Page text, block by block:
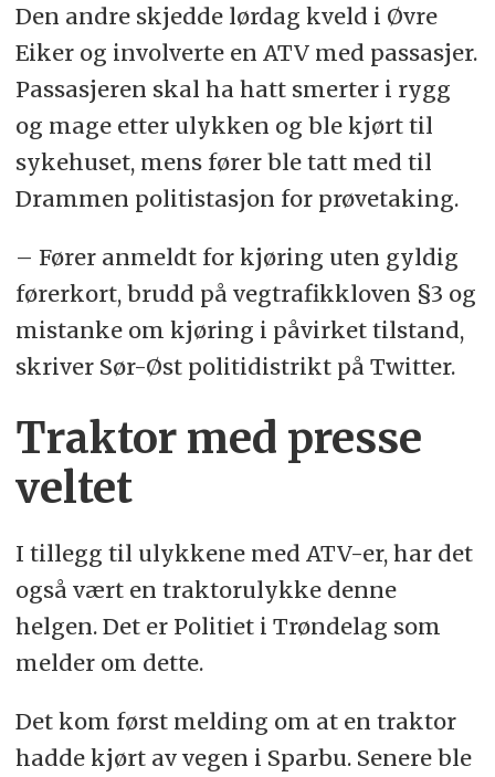
Den andre skjedde lørdag kveld i Øvre
Eiker og involverte en ATV med passasjer.
Passasjeren skal ha hatt smerter i rygg
og mage etter ulykken og ble kjørt til
sykehuset, mens fører ble tatt med til
Drammen politistasjon for prøvetaking.
– Fører anmeldt for kjøring uten gyldig
førerkort, brudd på vegtrafikkloven §3 og
mistanke om kjøring i påvirket tilstand,
skriver Sør-Øst politidistrikt på Twitter.
Traktor med presse
veltet
I tillegg til ulykkene med ATV-er, har det
også vært en traktorulykke denne
helgen. Det er Politiet i Trøndelag som
melder om dette.
Det kom først melding om at en traktor
hadde kjørt av vegen i Sparbu. Senere ble